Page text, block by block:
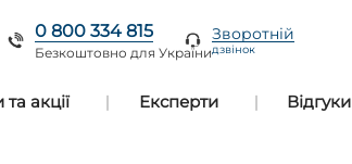
0 800 334 815
Безкоштовно для України
Зворотній
дзвінок
акції Експерти Відгуки